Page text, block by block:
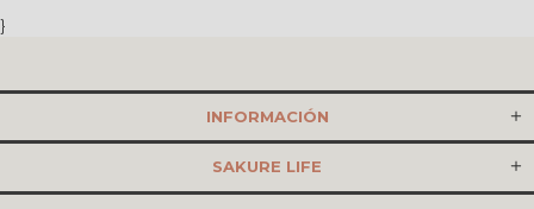
}
INFORMACIÓN
SAKURE LIFE